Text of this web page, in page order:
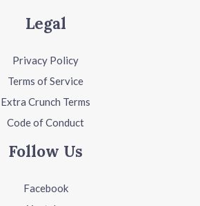
Legal
Privacy Policy
Terms of Service
Extra Crunch Terms
Code of Conduct
Follow Us
Facebook